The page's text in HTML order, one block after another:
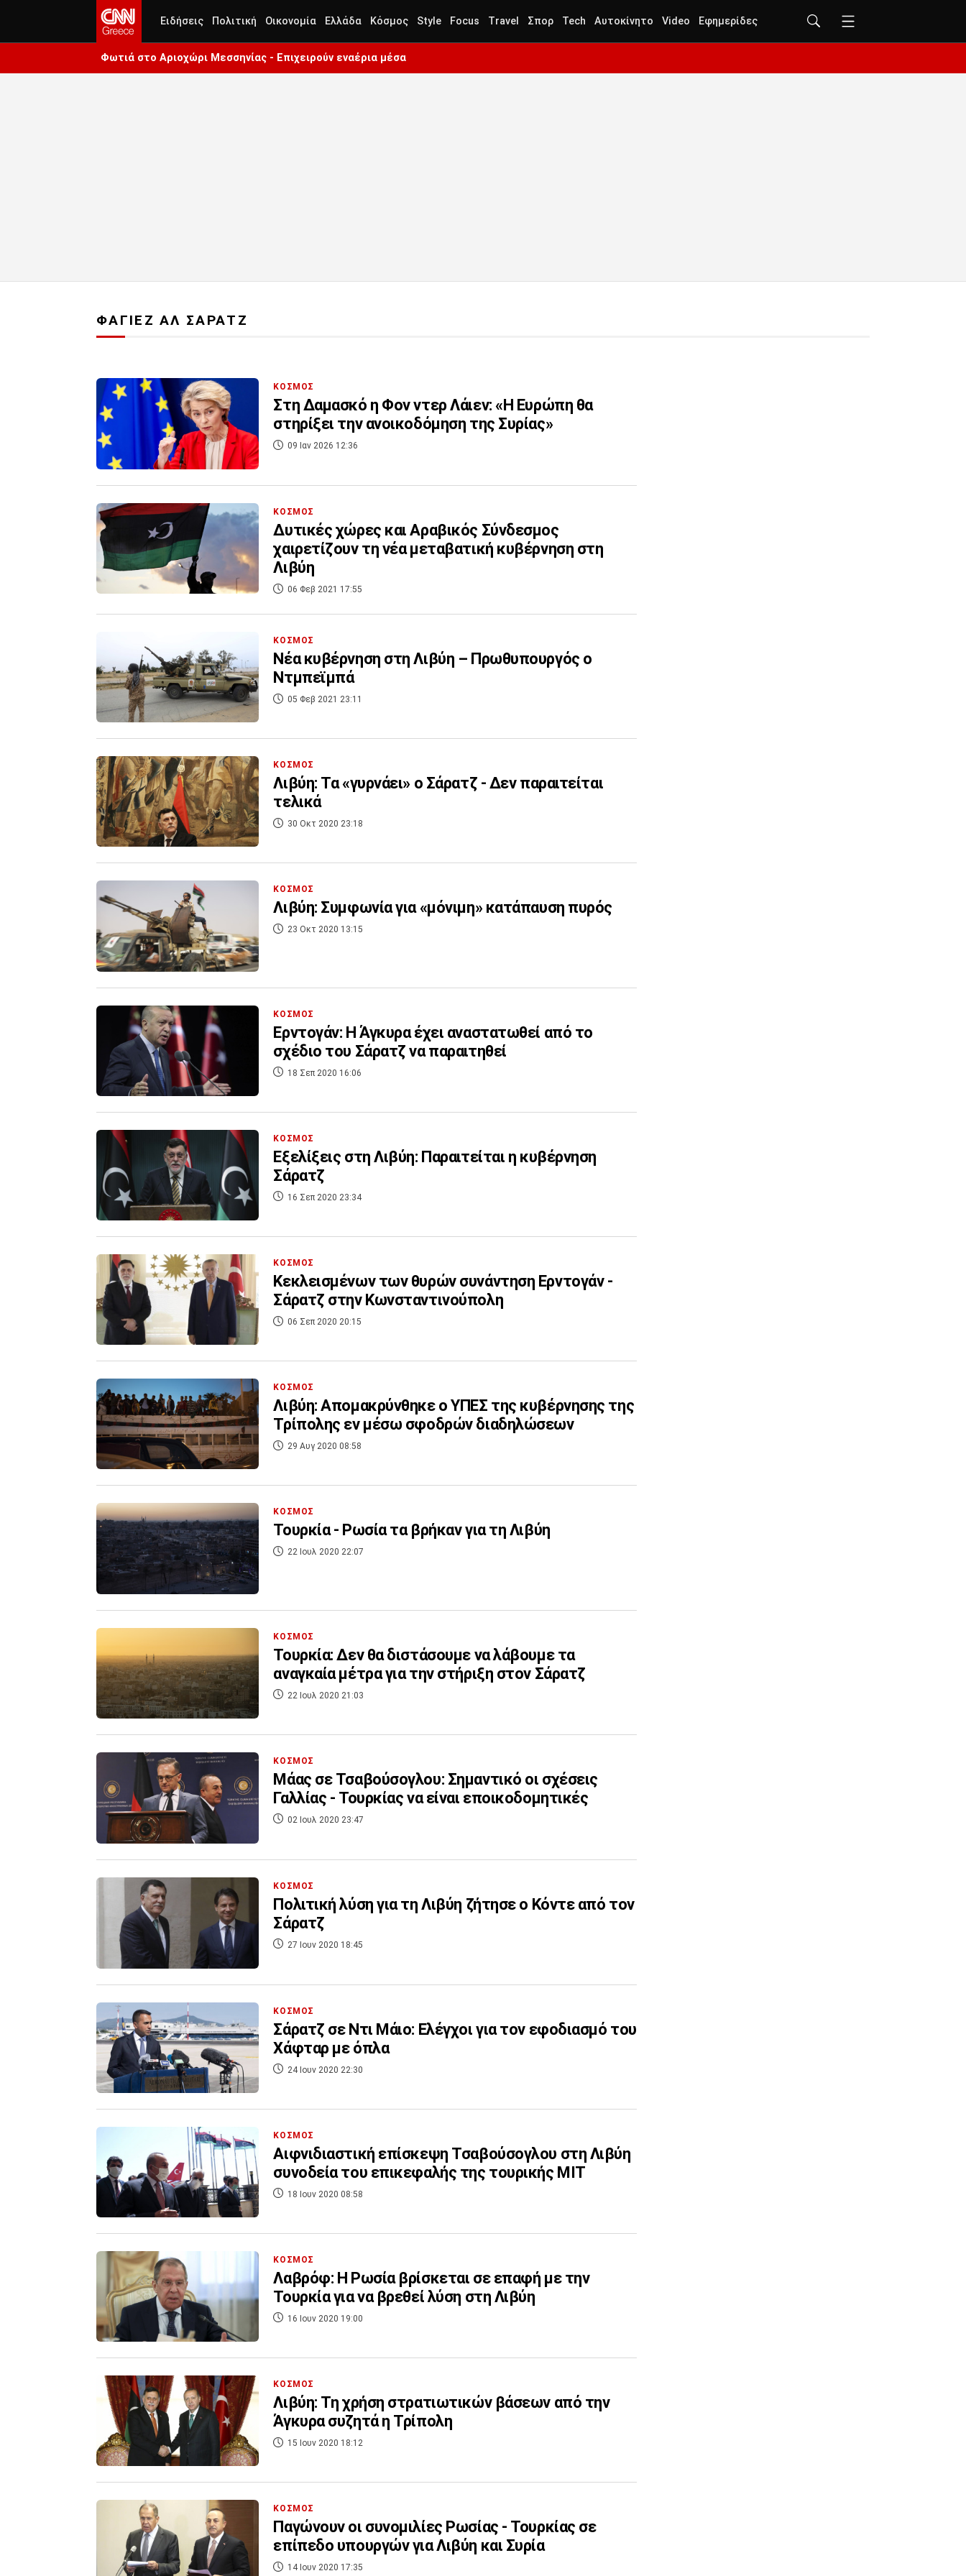
Ειδήσεις Πολιτική Οικονομία Ελλάδα Κόσμος Style Focus Travel Σπορ Tech Αυτοκίνητο Video Εφημερίδες
Φωτιά στο Αριοχώρι Μεσσηνίας - Επιχειρούν εναέρια μέσα
ΦΑΓΙΕΖ ΑΛ ΣΑΡΑΤΖ
ΚΟΣΜΟΣ
Στη Δαμασκό η Φον ντερ Λάιεν: «Η Ευρώπη θα
στηρίξει την ανοικοδόμηση της Συρίας»
09 Ιαν 2026 12:36
ΚΟΣΜΟΣ
Δυτικές χώρες και Αραβικός Σύνδεσμος
χαιρετίζουν τη νέα μεταβατική κυβέρνηση στη
Λιβύη
06 Φεβ 2021 17:55
ΚΟΣΜΟΣ
Νέα κυβέρνηση στη Λιβύη – Πρωθυπουργός ο
Ντμπεϊμπά
05 Φεβ 2021 23:11
ΚΟΣΜΟΣ
Λιβύη: Τα «γυρνάει» ο Σάρατζ - Δεν παραιτείται
τελικά
30 Οκτ 2020 23:18
ΚΟΣΜΟΣ
Λιβύη: Συμφωνία για «μόνιμη» κατάπαυση πυρός
23 Οκτ 2020 13:15
ΚΟΣΜΟΣ
Ερντογάν: Η Άγκυρα έχει αναστατωθεί από το
σχέδιο του Σάρατζ να παραιτηθεί
18 Σεπ 2020 16:06
ΚΟΣΜΟΣ
Εξελίξεις στη Λιβύη: Παραιτείται η κυβέρνηση
Σάρατζ
16 Σεπ 2020 23:34
ΚΟΣΜΟΣ
Κεκλεισμένων των θυρών συνάντηση Ερντογάν -
Σάρατζ στην Κωνσταντινούπολη
06 Σεπ 2020 20:15
ΚΟΣΜΟΣ
Λιβύη: Απομακρύνθηκε ο ΥΠΕΣ της κυβέρνησης της
Τρίπολης εν μέσω σφοδρών διαδηλώσεων
29 Αυγ 2020 08:58
ΚΟΣΜΟΣ
Τουρκία - Ρωσία τα βρήκαν για τη Λιβύη
22 Ιουλ 2020 22:07
ΚΟΣΜΟΣ
Τουρκία: Δεν θα διστάσουμε να λάβουμε τα
αναγκαία μέτρα για την στήριξη στον Σάρατζ
22 Ιουλ 2020 21:03
ΚΟΣΜΟΣ
Μάας σε Τσαβούσογλου: Σημαντικό οι σχέσεις
Γαλλίας - Τουρκίας να είναι εποικοδομητικές
02 Ιουλ 2020 23:47
ΚΟΣΜΟΣ
Πολιτική λύση για τη Λιβύη ζήτησε ο Κόντε από τον
Σάρατζ
27 Ιουν 2020 18:45
ΚΟΣΜΟΣ
Σάρατζ σε Ντι Μάιο: Ελέγχοι για τον εφοδιασμό του
Χάφταρ με όπλα
24 Ιουν 2020 22:30
ΚΟΣΜΟΣ
Αιφνιδιαστική επίσκεψη Τσαβούσογλου στη Λιβύη
συνοδεία του επικεφαλής της τουρικής ΜΙΤ
18 Ιουν 2020 08:58
ΚΟΣΜΟΣ
Λαβρόφ: Η Ρωσία βρίσκεται σε επαφή με την
Τουρκία για να βρεθεί λύση στη Λιβύη
16 Ιουν 2020 19:00
ΚΟΣΜΟΣ
Λιβύη: Τη χρήση στρατιωτικών βάσεων από την
Άγκυρα συζητά η Τρίπολη
15 Ιουν 2020 18:12
ΚΟΣΜΟΣ
Παγώνουν οι συνομιλίες Ρωσίας - Τουρκίας σε
επίπεδο υπουργών για Λιβύη και Συρία
14 Ιουν 2020 17:35